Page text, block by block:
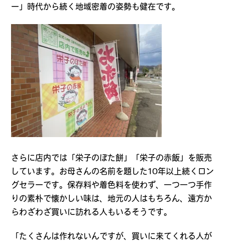
ー」時代から続く地域密着の姿勢も健在です。
さらに店内では「栄子のぼた餅」「栄子の赤飯」を販売
しています。お母さんの名前を題した10年以上続くロン
グセラーです。保存料や着色料を使わず、一つ一つ手作
りの素朴で懐かしい味は、地元の人はもちろん、遠方か
らわざわざ買いに訪れる人もいるそうです。
「たくさんは作れないんですが、買いに来てくれる人が